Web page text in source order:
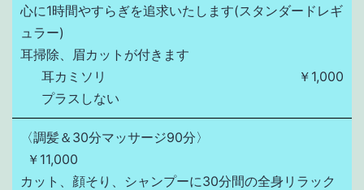
心に1時間やすらぎを追求いたします(スタンダードレギ
ュラー)
耳掃除、眉カットが付きます
耳カミソリ
￥1,000
プラスしない
〈調髪＆30分マッサージ90分〉
￥11,000
カット、顔そり、シャンプーに30分間の全身リラック